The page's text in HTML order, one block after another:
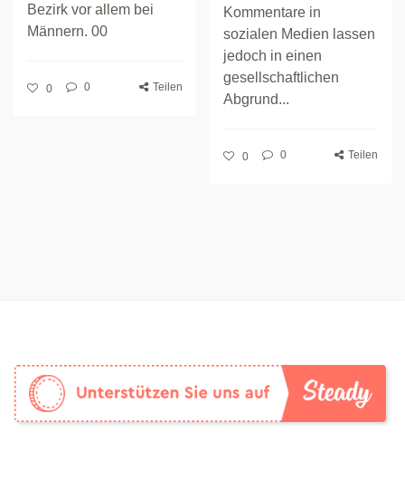
Bezirk vor allem bei
Männern. 00
0 0 Teilen
Kommentare in
sozialen Medien lassen
jedoch in einen
gesellschaftlichen
Abgrund...
0 0 Teilen